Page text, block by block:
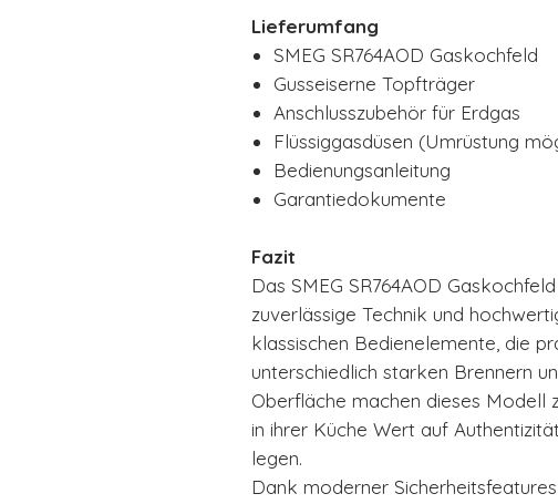
Lieferumfang
SMEG SR764AOD Gaskochfeld
Gusseiserne Topfträger
Anschlusszubehör für Erdgas
Flüssiggasdüsen (Umrüstung
Bedienungsanleitung
Garantiedokumente
Fazit
Das SMEG SR764AOD
zuverlässige Technik und
klassischen Bedienelemente, die
unterschiedlich starken Brennern
Oberfläche machen dieses Modell
in ihrer Küche Wert auf
legen.
Dank moderner